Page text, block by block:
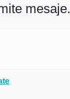
mesaje.